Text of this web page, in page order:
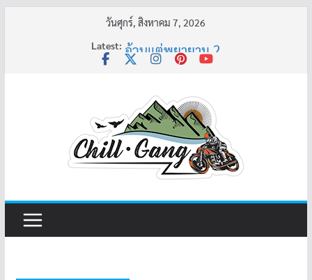
วันศุกร์, สิงหาคม 7, 2026
Latest: อ้วนแต่พยายาม 2
พี่เดียว
ครูเล่าผี มีอยู่ว่า 5
คุณยายบัวลอย